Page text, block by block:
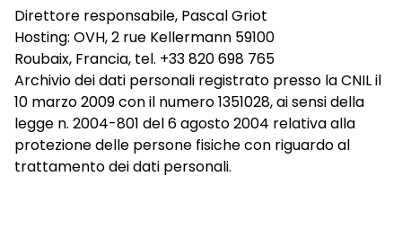
Direttore responsabile, Pascal Griot
Hosting: OVH, 2 rue Kellermann 59100
Roubaix, Francia, tel. +33 820 698 765
Archivio dei dati personali registrato presso la CNIL il
10 marzo 2009 con il numero 1351028, ai sensi della
legge n. 2004-801 del 6 agosto 2004 relativa alla
protezione delle persone fisiche con riguardo al
trattamento dei dati personali.